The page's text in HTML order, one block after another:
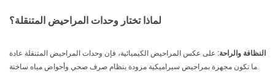
لماذا تختار وحدات المراحيض المتنقلة؟
النظافة والراحة: على عكس المراحيض الكيميائية، فإن وحدات المراحيض المتنقلة عادة
ما تكون مجهزة بمراحيض سيراميكية مزودة بنظام صرف صحي وأحواض مياه ساخنة.